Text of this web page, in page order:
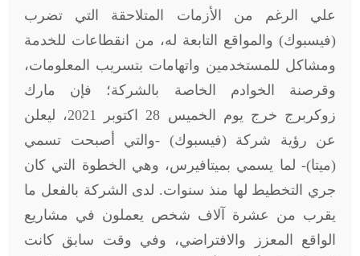
علي الرغم من الأزمات المتلاحقة التي تضرب
(فيسبوك) والمواقع التابعة له، من انقطاعات للخدمة
ومشاكل للمستخدمين واتهامات بتسريب المعلومات،
وقرصنة الخوادم الخاصة بالشركة؛ فإن مارك
زوكربرج خرج يوم الخميس 28 اكتوبر 2021، ليعلن
عن رؤية شركة (فيسبوك) -والتي أصبحت تسمي
(ميتا)- لما يسمي بميتافيرس، وهي الخطوة التي كان
جري التخطيط لها منذ سنوات. لدى الشركة بالفعل ما
يقرب من عشرة آلاف شخص يعملون في مشاريع
الواقع المعزز والافتراضي، وفي وقت سابق كانت